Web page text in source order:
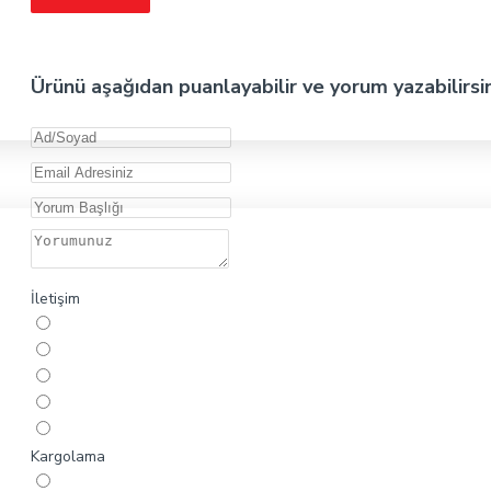
Ürünü aşağıdan puanlayabilir ve yorum
İletişim
Kargolama